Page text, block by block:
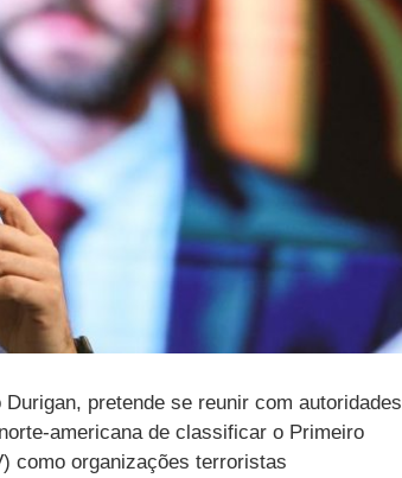
pretende se reunir com autoridades
americana de classificar o Primeiro
como organizações terroristas